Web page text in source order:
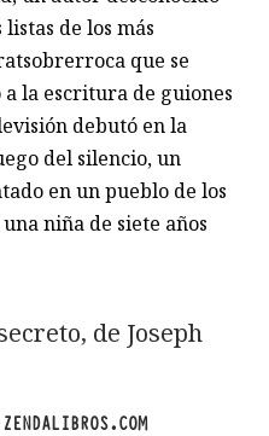
de los más
que se
la escritura de guiones
debutó en la
del silencio, un
en un pueblo de los
niña de siete años
de Joseph
ZENDALIBROS.COM